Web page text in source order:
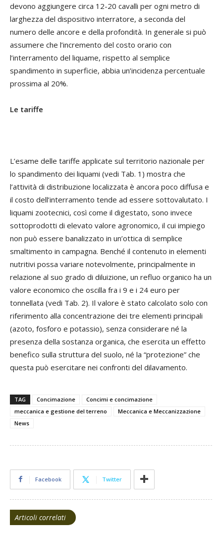
devono aggiungere circa 12-20 cavalli per ogni metro di
larghezza del dispositivo interratore, a seconda del
numero delle ancore e della profondità. In generale si può
assumere che l’incremento del costo orario con
l’interramento del liquame, rispetto al semplice
spandimento in superficie, abbia un’incidenza percentuale
prossima al 20%.
Le tariffe
L’esame delle tariffe applicate sul territorio nazionale per
lo spandimento dei liquami (vedi Tab. 1) mostra che
l’attività di distribuzione localizzata è ancora poco diffusa e
il costo dell’interramento tende ad essere sottovalutato. I
liquami zootecnici, così come il digestato, sono invece
sottoprodotti di elevato valore agronomico, il cui impiego
non può essere banalizzato in un’ottica di semplice
smaltimento in campagna. Benché il contenuto in elementi
nutritivi possa variare notevolmente, principalmente in
relazione al suo grado di diluizione, un refluo organico ha un
valore economico che oscilla fra i 9 e i 24 euro per
tonnellata (vedi Tab. 2). Il valore è stato calcolato solo con
riferimento alla concentrazione dei tre elementi principali
(azoto, fosforo e potassio), senza considerare né la
presenza della sostanza organica, che esercita un effetto
benefico sulla struttura del suolo, né la “protezione” che
questa può esercitare nei confronti del dilavamento.
TAG Concimazione
Concimi e concimazione
meccanica e gestione del terreno
Meccanica e Meccanizzazione
News
Facebook Twitter
Articoli correlati